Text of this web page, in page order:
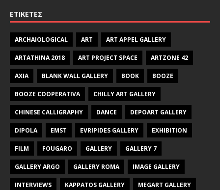
ΕΤΙΚΈΤΕΣ
ARCHAIOLOGICAL ART ART APPEL GALLERY
ARTATHINA 2018 ART PROJECT SPACE ARTZONE 42
AXIA BLANK WALL GALLERY BOOK BOOZE
BOOZE COOPERATIVA CHILLY ART GALLERY
CHINESE CALLIGRAPHY DANCE DEPOART GALLERY
DIPOLA EMST EVRIPIDES GALLERY EXHIBITION
FILM FOUGARO GALLERY GALLERY 7
GALLERY ARGO GALLERY ROMA IMAGE GALLERY
INTERVIEWS KAPPATOS GALLERY MEGART GALLERY